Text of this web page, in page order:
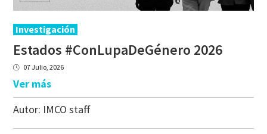
Investigación
Estados #ConLupaDeGénero 2026
07 Julio, 2026
Ver más
Autor: IMCO staff